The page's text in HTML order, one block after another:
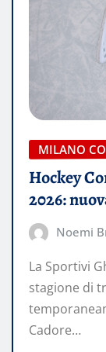
MILANO
Hockey
2026:
Noemi
La Sportivi
stagione di
Cadore…